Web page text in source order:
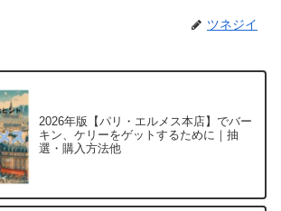
ツネジイ
2026年版【パリ・エルメス本店】でバー
キン、ケリーをゲットするために｜抽
選・購入方法他